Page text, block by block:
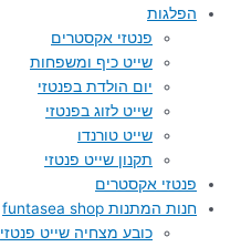
הפלגות
פנטזי אקסטרים
שייט כיף ומשפחות
יום הולדת בפנטזי
שייט לזוג בפנטזי
שייט טורנדו
תקנון שייט פנטזי
פנטזי אקסטרים
חנות המתנות funtasea shop
כובע מצחיה שייט פנטזי